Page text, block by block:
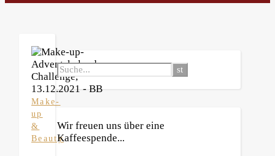
Make-
up
&
Beauty
Wir freuen uns über eine
Kaffeespende...